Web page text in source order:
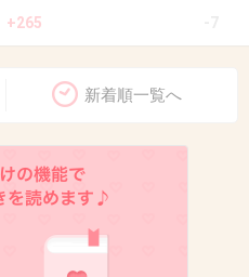
+265
るよね。なんかやだ
新着順一覧へ